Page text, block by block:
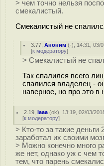
> чем точно нельзя
смекалистый.
Смекалистый не
3.77 ,Аноним (-), 14:31, 03/
[к модератору]
> Смекалистый не
Так спалился всего
спалился владелец -
наверное, но про это в
2.19 ,Iaaa (ok), 13:19, 02/03/
[к модератору]
> Кто-то за такие
заработал их своими
> Можно конечно много
же нет, однако уж с чем
тем, что парень